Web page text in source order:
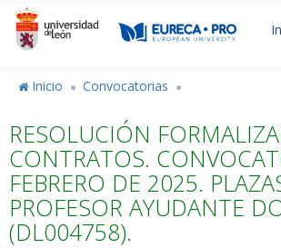
Pasar
contenido
Inicio Convocatorias
RESOLUCIÓN
CONTRATOS.
FEBRERO DE 2025.
PROFESOR AYUDANTE
(DL004758).